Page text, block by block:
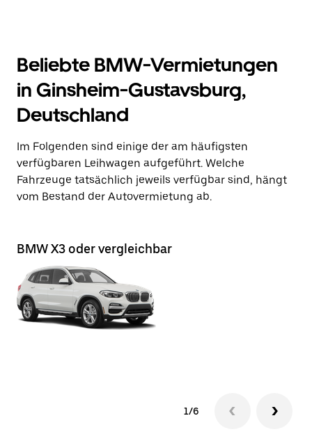
Beliebte BMW-Vermietungen
in Ginsheim-Gustavsburg,
Deutschland
Im Folgenden sind einige der am häufigsten
verfügbaren Leihwagen aufgeführt. Welche
Fahrzeuge tatsächlich jeweils verfügbar sind, hängt
vom Bestand der Autovermietung ab.
BMW X3 oder vergleichbar
1/6